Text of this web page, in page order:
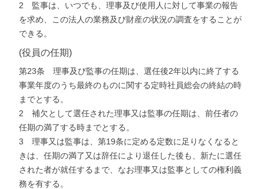
2 監事は、いつでも、理事及び使用人に対して事業の報告
を求め、この法人の業務及び財産の状況の調査をすることが
できる。
(役員の任期)
第23条 理事及び監事の任期は、選任後2年以内に終了する
事業年度のうち最終のものに関する定時社員総会の終結の時
までとする。
2 補欠として選任された理事又は監事の任期は、前任者の
任期の満了する時までとする。
3 理事又は監事は、第19条に定める定数に足りなくなると
きは、任期の満了又は辞任により退任した後も、新たに選任
された者が就任するまで、なお理事又は監事としての権利義
務を有する。